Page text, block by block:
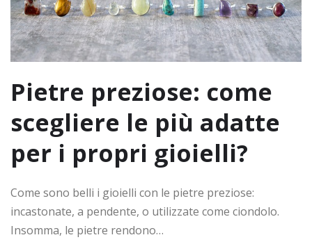
Pietre preziose: come
scegliere le più adatte
per i propri gioielli?
Come sono belli i gioielli con le pietre preziose:
incastonate, a pendente, o utilizzate come ciondolo.
Insomma, le pietre rendono…